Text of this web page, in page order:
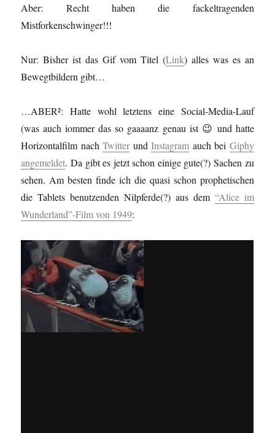
Aber: Recht haben die fackeltragenden
Mistforkenschwinger!!!
Nur: Bisher ist das Gif vom Titel (Link) alles was es an
Bewegtbildern gibt…
…ABER²: Hatte wohl letztens eine Social-Media-Lauf
(was auch iommer das so gaaaanz genau ist 😉 und hatte
Horizontalfilm nachTwitterundInstagram auch bei Giphy
angemeldet. Da gibt es jetzt schon einige gute(?) Sachen zu
sehen. Am besten finde ich die quasi schon prophetischen
die Tablets benutzenden Nilpferde(?) aus dem “Alice im
Wunderland”-Film von 1949: